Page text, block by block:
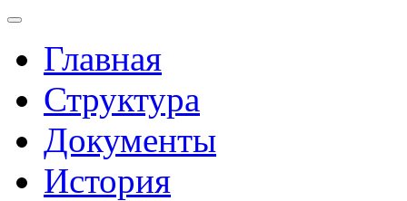
Главная
Структура
Документы
История